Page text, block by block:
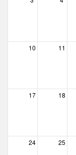
Délegyháza
Dunabogdány
10 11
17 18
24 25